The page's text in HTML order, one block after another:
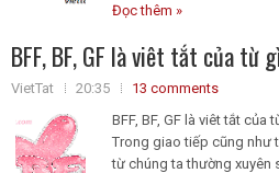
Đọc thêm »
BFF, BF, GF là viêt tắt của từ
VietTat 20:35
13 comments
BFF, BF, GF là viêt tắt của
Trong giao tiếp cũng như
từ chúng ta thường xuyên